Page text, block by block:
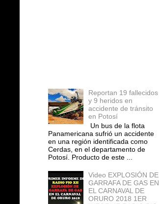
Reportan 19 fallecidos
y 9 heridos en
accidente de tránsito
en Potosí
Un bus de la flota
Panamericana sufrió un accidente
en una región identificada como
Cerdas, en el departamento de
Potosí. Producto de este ...
Video EXPLOSIÓN DE
GARRAFA DE GAS EN
EL CARNAVAL DE
ORURO 2018 1ER